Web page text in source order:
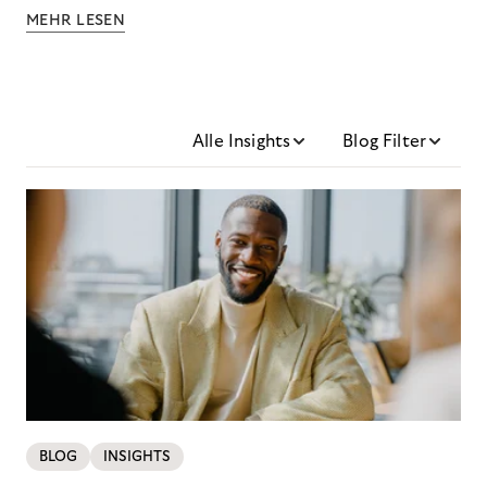
MEHR LESEN
Alle Insights Blog Filter
BLOG INSIGHTS